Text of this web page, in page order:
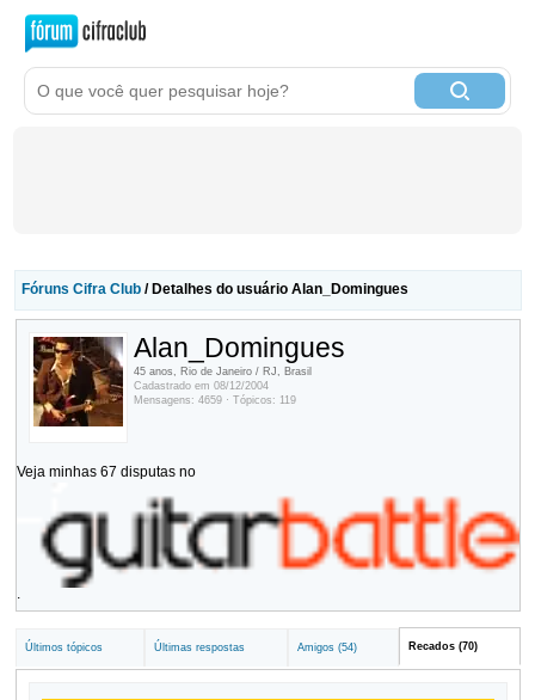
Fóruns Cifra Club/ Detalhes do usuário Alan_Domingues
Alan_Domingues
45 anos, Rio de Janeiro / RJ, Brasil
Cadastrado em 08/12/2004
Mensagens: 4659 · Tópicos: 119
Veja minhas 67 disputas no
.
Últimos tópicos Últimas respostas Amigos (54) Recados (70)